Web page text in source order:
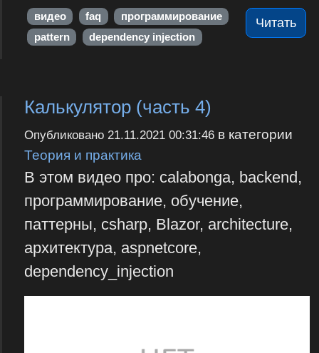
Читать
видео faq
программирование
pattern
dependency injection
Калькулятор (часть 4)
Опубликовано 21.11.2021 00:31:46в категории
Теория и практика
В этом видео про: calabonga, backend,
программирование, обучение,
паттерны, csharp, Blazor, architecture,
архитектура, aspnetcore,
dependency_injection